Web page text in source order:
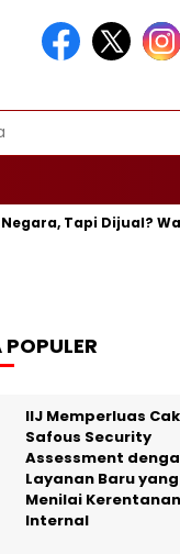
Tapi Dijual?
POPULER
IIJ Memperluas
Safous Security
Assessment
Layanan Baru yang
Menilai Kerentanan
Internal